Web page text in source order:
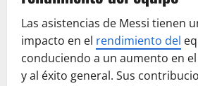
Las asistencias de Messi tienen
impacto en el rendimiento del
conduciendo a un aumento en
y al éxito general. Sus